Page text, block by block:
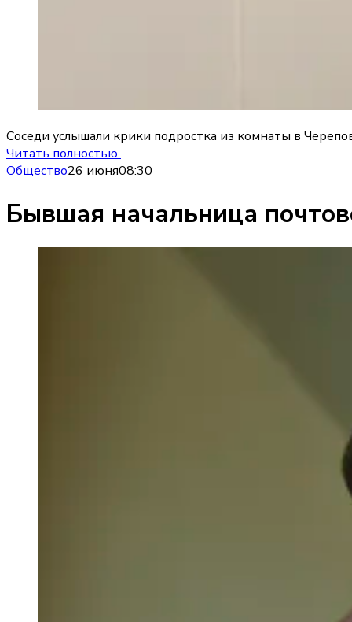
Соседи услышали крики подростка из комнаты в
Читать полностью
Общество26 июня08:30
Бывшая начальница